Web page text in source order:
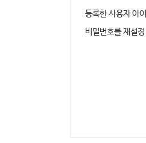
등록한 사용자 아
비밀번호를 재설